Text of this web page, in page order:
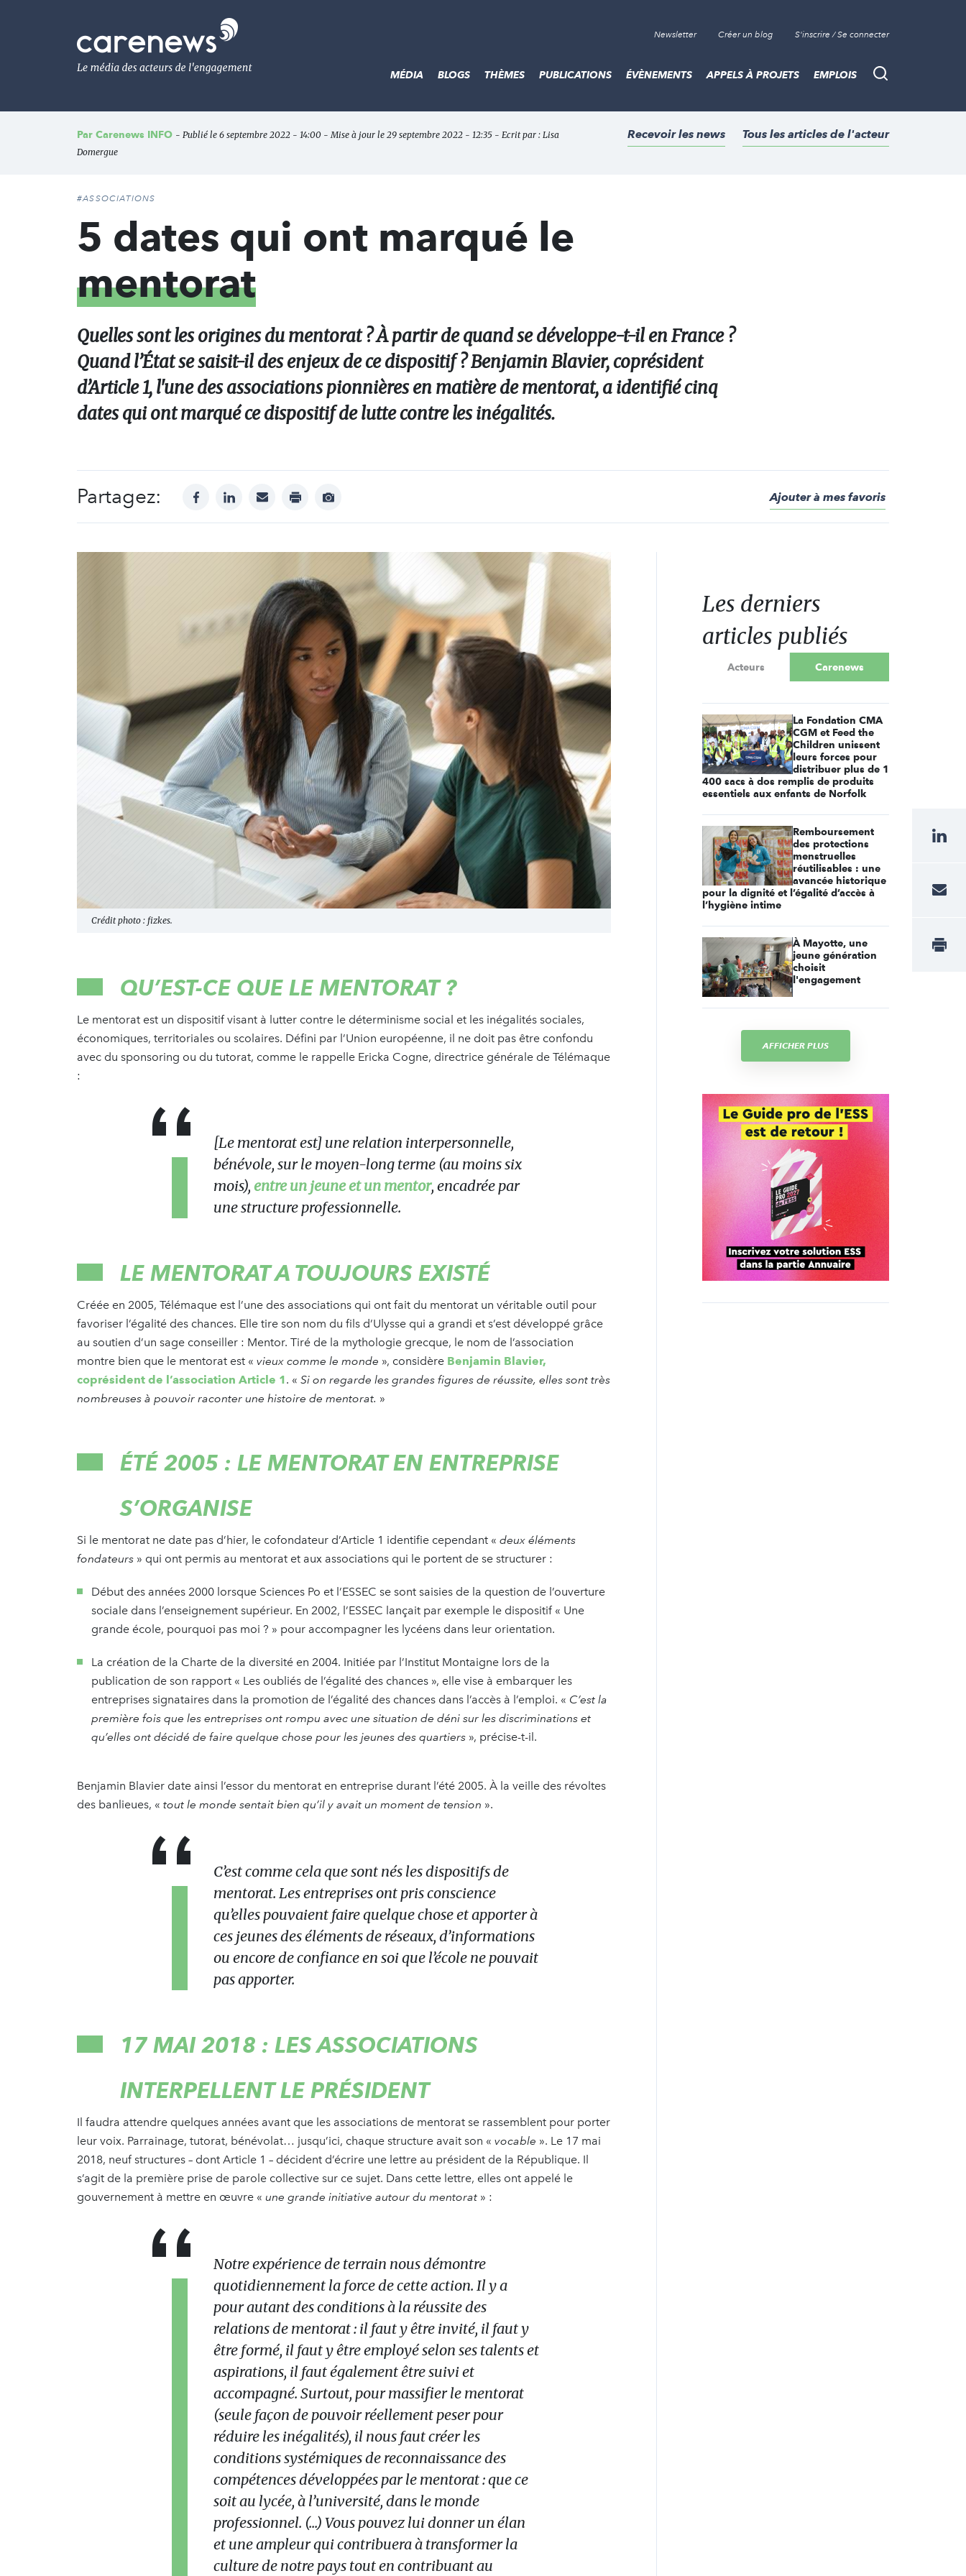
Le
média
de
l'engagement
Newsletter Créer un blog S'inscrire / Se connecter
Recherche
MÉDIA BLOGS THÈMES PUBLICATIONS ÉVÈNEMENTS APPELS À PROJETS EMPLOIS
Par Carenews INFO - Publié le 6 septembre 2022 - 14:00 - Mise à jour le 29 septembre 2022 - 12:35 - Ecrit par : Lisa
Domergue
Recevoir les news Tous les articles de l'acteur
#ASSOCIATIONS
5 dates qui ont marqué le
mentorat
Quelles sont les origines du mentorat ? À partir de quand se développe-t-il en France ?
Quand l’État se saisit-il des enjeux de ce dispositif ? Benjamin Blavier, coprésident
d’Article 1, l'une des associations pionnières en matière de mentorat, a identifié cinq
dates qui ont marqué ce dispositif de lutte contre les inégalités.
Partagez: facebooklinkedinmail print
Afficher
Ajouter à mes favoris
Crédit photo : fizkes.
QU’EST-CE QUE LE MENTORAT ?
Le mentorat est un dispositif visant à lutter contre le déterminisme social et les inégalités sociales,
économiques, territoriales ou scolaires. Défini par l’Union européenne, il ne doit pas être confondu
avec du sponsoring ou du tutorat, comme le rappelle Ericka Cogne, directrice générale de Télémaque
:
[Le mentorat est] une relation interpersonnelle,
bénévole, sur le moyen-long terme (au moins six
mois), entre un jeune et un mentor, encadrée par
une structure professionnelle.
LE MENTORAT A TOUJOURS EXISTÉ
Créée en 2005, Télémaque est l’une des associations qui ont fait du mentorat un véritable outil pour
favoriser l’égalité des chances. Elle tire son nom du fils d’Ulysse qui a grandi et s’est développé grâce
au soutien d’un sage conseiller : Mentor. Tiré de la mythologie grecque, le nom de l’association
montre bien que le mentorat est « vieux comme le monde », considère Benjamin Blavier,
coprésident de l’association Article 1. « Si on regarde les grandes figures de réussite, elles sont très
nombreuses à pouvoir raconter une histoire de mentorat. »
ÉTÉ 2005 : LE MENTORAT EN ENTREPRISE
S’ORGANISE
Si le mentorat ne date pas d’hier, le cofondateur d’Article 1 identifie cependant « deux éléments
fondateurs » qui ont permis au mentorat et aux associations qui le portent de se structurer :
Début des années 2000 lorsque Sciences Po et l’ESSEC se sont saisies de la question de l’ouverture
sociale dans l’enseignement supérieur. En 2002, l’ESSEC lançait par exemple le dispositif « Une
grande école, pourquoi pas moi ? » pour accompagner les lycéens dans leur orientation.
La création de la Charte de la diversité en 2004. Initiée par l’Institut Montaigne lors de la
publication de son rapport « Les oubliés de l’égalité des chances », elle vise à embarquer les
entreprises signataires dans la promotion de l’égalité des chances dans l’accès à l’emploi. « C’est la
première fois que les entreprises ont rompu avec une situation de déni sur les discriminations et
qu’elles ont décidé de faire quelque chose pour les jeunes des quartiers », précise-t-il.
Benjamin Blavier date ainsi l’essor du mentorat en entreprise durant l’été 2005. À la veille des révoltes
des banlieues, « tout le monde sentait bien qu’il y avait un moment de tension ».
C’est comme cela que sont nés les dispositifs de
mentorat. Les entreprises ont pris conscience
qu’elles pouvaient faire quelque chose et apporter à
ces jeunes des éléments de réseaux, d’informations
ou encore de confiance en soi que l’école ne pouvait
pas apporter.
17 MAI 2018 : LES ASSOCIATIONS
INTERPELLENT LE PRÉSIDENT
Il faudra attendre quelques années avant que les associations de mentorat se rassemblent pour porter
leur voix. Parrainage, tutorat, bénévolat… jusqu’ici, chaque structure avait son « vocable ». Le 17 mai
2018, neuf structures – dont Article 1 – décident d’écrire une lettre au président de la République. Il
s’agit de la première prise de parole collective sur ce sujet. Dans cette lettre, elles ont appelé le
gouvernement à mettre en œuvre « une grande initiative autour du mentorat » :
Notre expérience de terrain nous démontre
quotidiennement la force de cette action. Il y a
pour autant des conditions à la réussite des
relations de mentorat : il faut y être invité, il faut y
être formé, il faut y être employé selon ses talents et
aspirations, il faut également être suivi et
accompagné. Surtout, pour massifier le mentorat
(seule façon de pouvoir réellement peser pour
réduire les inégalités), il nous faut créer les
conditions systémiques de reconnaissance des
compétences développées par le mentorat : que ce
soit au lycée, à l’université, dans le monde
professionnel. (...) Vous pouvez lui donner un élan
et une ampleur qui contribuera à transformer la
culture de notre pays tout en contribuant au
Les derniers
articles publiés
Acteurs Carenews
La Fondation CMA
CGM et Feed the
Children unissent
leurs forces pour
distribuer plus de 1
400 sacs à dos remplis de produits
essentiels aux enfants de Norfolk
Remboursement
des protections
menstruelles
réutilisables : une
avancée historique
pour la dignité et l’égalité d’accès à
l’hygiène intime
À Mayotte, une
jeune génération
choisit
l'engagement
AFFICHER PLUS